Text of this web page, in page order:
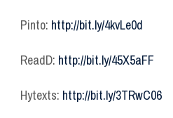
Pinto: http://bit.ly/4kvLe0d
ReadD: http://bit.ly/45X5aFF
Hytexts: http://bit.ly/3TRwC06